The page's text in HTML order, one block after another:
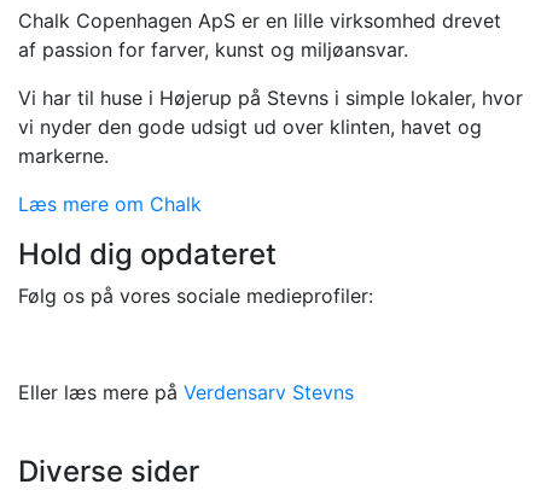
Chalk Copenhagen ApS er en lille virksomhed drevet
af passion for farver, kunst og miljøansvar.
Vi har til huse i Højerup på Stevns i simple lokaler, hvor
vi nyder den gode udsigt ud over klinten, havet og
markerne.
Læs mere om Chalk
Hold dig opdateret
Følg os på vores sociale medieprofiler:
Eller læs mere på Verdensarv Stevns
Diverse sider